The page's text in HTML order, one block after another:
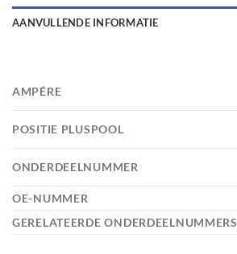
AANVULLENDE INFORMATIE
AMPÉRE
POSITIE PLUSPOOL
ONDERDEELNUMMER
OE-NUMMER
GERELATEERDE ONDERDEELNUMMERS